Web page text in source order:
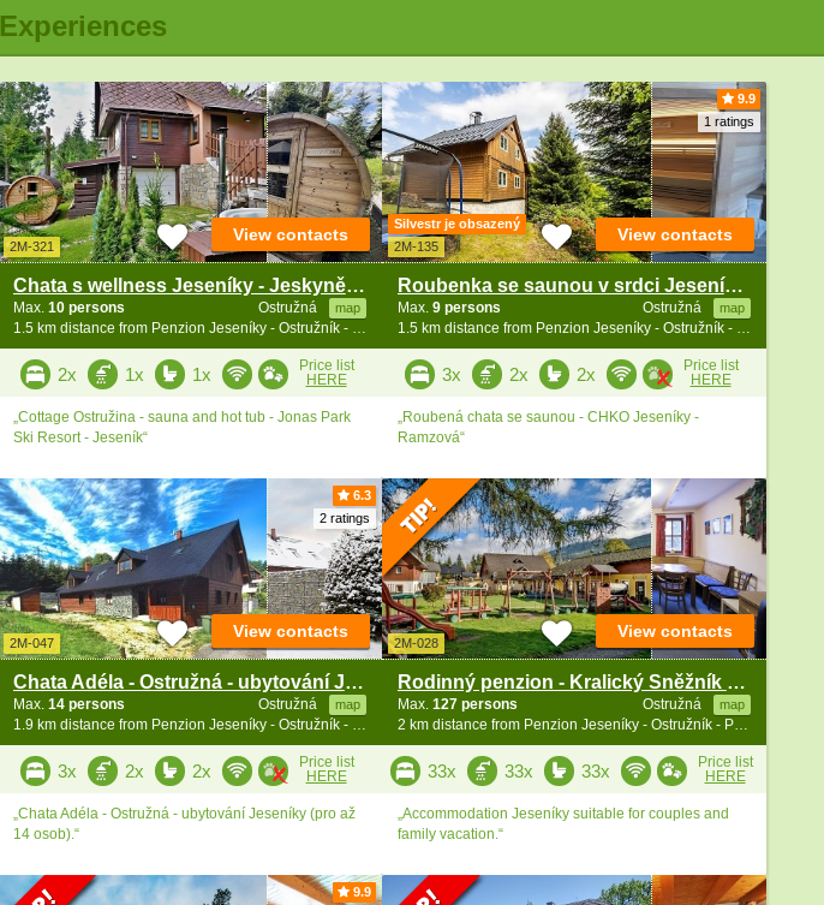
Experiences
2M-321
Chata s wellness Jeseníky - Jeskyně na Pomezí
Ostružná map
Max. 10 persons
1.5 km distance from Penzion Jeseníky - Ostružník - Petříkov - Ramzová
View contacts
2x 1x 1x
Price list
HERE
„Cottage Ostružina - sauna and hot tub - Jonas Park
Ski Resort - Jeseník“
9.9
1 ratings
Silvestr je obsazený
2M-135
Roubenka se saunou v srdci Jeseníků - Ramzová
Ostružná map
Max. 9 persons
1.5 km distance from Penzion Jeseníky - Ostružník - Petříkov - Ramzová
View contacts
3x 2x 2x
Price list
HERE
„Roubená chata se saunou - CHKO Jeseníky -
Ramzová“
6.3
2 ratings
2M-047
Chata Adéla - Ostružná - ubytování Jeseník
Ostružná map
Max. 14 persons
1.9 km distance from Penzion Jeseníky - Ostružník - Petříkov - Ramzová
View contacts
3x 2x 2x
Price list
HERE
„Chata Adéla - Ostružná - ubytování Jeseníky (pro až
14 osob).“
2M-028
Rodinný penzion - Kralický Sněžník - Dolní Morava
Ostružná map
Max. 127 persons
2 km distance from Penzion Jeseníky - Ostružník - Petříkov - Ramzová
View contacts
33x 33x 33x
Price list
HERE
„Accommodation Jeseníky suitable for couples and
family vacation.“
9.9